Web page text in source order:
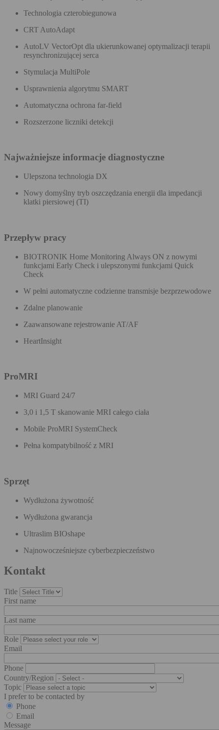
Technologia czterobiegunowa
CRT AutoAdapt
AutoLV VectorOpt dla ukierunkowanej optymalizacji terapii
resynchronizującej serca
Stymulacja MultiPole
Usprawnienia algorytmu SMART
Automatyczna ochrona far-field
Rozszerzone liczniki detekcji
Najważniejsze informacje diagnostyczne
Ulepszona technologia DX
Nowy domyślny tryb oszczędzania energii dla impedancji
klatki piersiowej (TI)
Przepływ pracy
BIOTRONIK Home Monitoring Always ON z nowymi
funkcjami Early Check i ulepszonymi funkcjami Quick
Check
W pełni automatyczne codzienne transmisje bezprzewodowe
Zdalne planowanie
Zaawansowane rejestrowanie AT/AF
HeartInsight
ProMRI
MRI Guard 24/7
3,0 i 1,5 T skanowanie MRI całego ciała
Mobile ProMRI SystemCheck
Pełna kompatybilność z MRI
Sprzęt
Wydłużona żywotność
Wydłużona gwarancja
Ultraslim BIOshape
Najnowocześniejsze cyberbezpieczeństwo
Kontakt
Title
First name
Last name
Role
Email
Phone
Country/Region
Topic
I prefer to be contacted by
Phone
Email
Message